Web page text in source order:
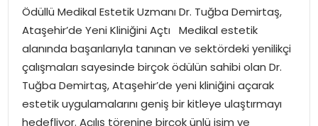
Ödüllü Medikal Estetik Uzmanı Dr. Tuğba Demirtaş,
Ataşehir’de Yeni Kliniğini Açtı Medikal estetik
alanında başarılarıyla tanınan ve sektördeki yenilikçi
çalışmaları sayesinde birçok ödülün sahibi olan Dr.
Tuğba Demirtaş, Ataşehir’de yeni kliniğini açarak
estetik uygulamalarını geniş bir kitleye ulaştırmayı
hedefliyor. Açılış törenine birçok ünlü isim ve